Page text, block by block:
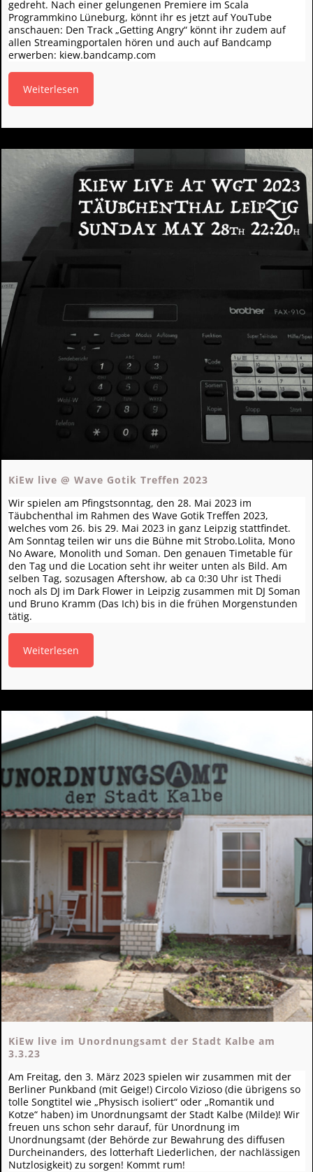
gedreht. Nach einer gelungenen Premiere im Scala
Programmkino Lüneburg, könnt ihr es jetzt auf YouTube
anschauen: Den Track „Getting Angry“ könnt ihr zudem auf
allen Streamingportalen hören und auch auf Bandcamp
erwerben: kiew.bandcamp.com
Weiterlesen
KiEw live @ Wave Gotik Treffen 2023
Wir spielen am Pfingstsonntag, den 28. Mai 2023 im
Täubchenthal im Rahmen des Wave Gotik Treffen 2023,
welches vom 26. bis 29. Mai 2023 in ganz Leipzig stattfindet.
Am Sonntag teilen wir uns die Bühne mit Strobo.Lolita, Mono
No Aware, Monolith und Soman. Den genauen Timetable für
den Tag und die Location seht ihr weiter unten als Bild. Am
selben Tag, sozusagen Aftershow, ab ca 0:30 Uhr ist Thedi
noch als DJ im Dark Flower in Leipzig zusammen mit DJ Soman
und Bruno Kramm (Das Ich) bis in die frühen Morgenstunden
tätig.
Weiterlesen
KiEw live im Unordnungsamt der Stadt Kalbe am
3.3.23
Am Freitag, den 3. März 2023 spielen wir zusammen mit der
Berliner Punkband (mit Geige!) Circolo Vizioso (die übrigens so
tolle Songtitel wie „Physisch isoliert“ oder „Romantik und
Kotze“ haben) im Unordnungsamt der Stadt Kalbe (Milde)! Wir
freuen uns schon sehr darauf, für Unordnung im
Unordnungsamt (der Behörde zur Bewahrung des diffusen
Durcheinanders, des lotterhaft Liederlichen, der nachlässigen
Nutzlosigkeit) zu sorgen! Kommt rum!